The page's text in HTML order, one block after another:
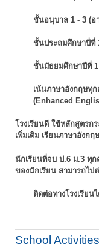
ชั้นอนุบาล 1 - 3 (อ
ชั้นประถมศึกษาปี่ที่
ชั้นมัธยมศึกษาปีที่
เน้นภาษาอังกฤษทุ
(Enhanced
โรงเรียนดี ใช้หลักสูตรก
เพิ่มเติม เรียนภาษาอังก
นักเรียนที่จบ ป.6 ม.3 ทุ
ของนักเรียน สามารถไป
ติดต่อทางโรงเรียน
School Activities